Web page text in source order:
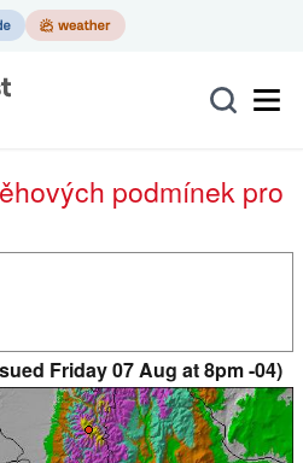
Friday 07 Aug at 8pm -04)